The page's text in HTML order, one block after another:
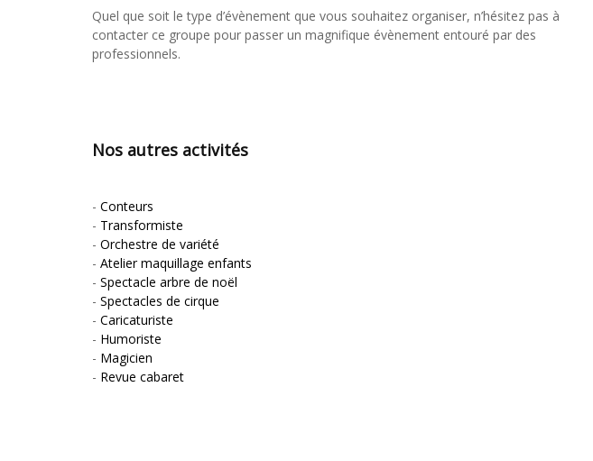
Quel que soit le type d’évènement que vous souhaitez organiser, n’hésitez pas à
contacter ce groupe pour passer un magnifique évènement entouré par des
professionnels.
Nos autres activités
- Conteurs
- Transformiste
- Orchestre de variété
- Atelier maquillage enfants
- Spectacle arbre de noël
- Spectacles de cirque
- Caricaturiste
- Humoriste
- Magicien
- Revue cabaret